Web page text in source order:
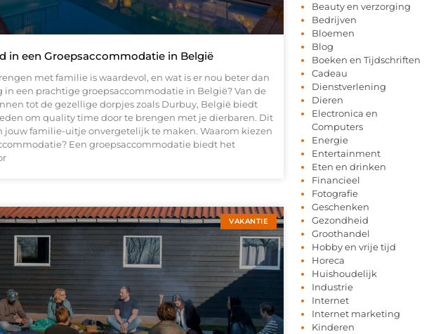
in een Groepsaccommodatie in België
met familie is waardevol, en wat is er nou beter dan
in een prachtige groepsaccommodatie in België? Van de
tot de gezellige dorpjes zoals Durbuy, België biedt
om quality time door te brengen met je dierbaren. Dit
jouw familie-uitje onvergetelijk te maken. Waarom kiezen
Een groepsaccommodatie biedt het
VAKANTIE
Beauty en verzorging
Bedrijven
Bloemen
Blog
Boeken en Tijdschriften
Cadeau
Dienstverlening
Dieren
Electronica en
Computers
Energie
Entertainment
Eten en drinken
Financieel
Fotografie
Geschenken
Gezondheid
Groothandel
Hobby en vrije tijd
Horeca
Huishoudelijk
Industrie
Internet
Internet marketing
Kinderen